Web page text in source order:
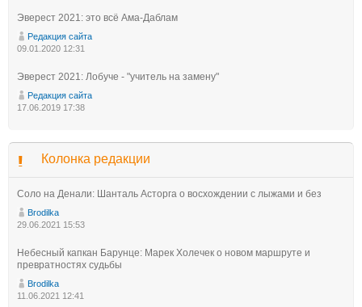
Эверест 2021: это всё Ама-Даблам
Редакция сайта
09.01.2020 12:31
Эверест 2021: Лобуче - "учитель на замену"
Редакция сайта
17.06.2019 17:38
Колонка редакции
Соло на Денали: Шанталь Асторга о восхождении с лыжами и без
Brodilka
29.06.2021 15:53
Небесный капкан Барунце: Марек Холечек о новом маршруте и
превратностях судьбы
Brodilka
11.06.2021 12:41